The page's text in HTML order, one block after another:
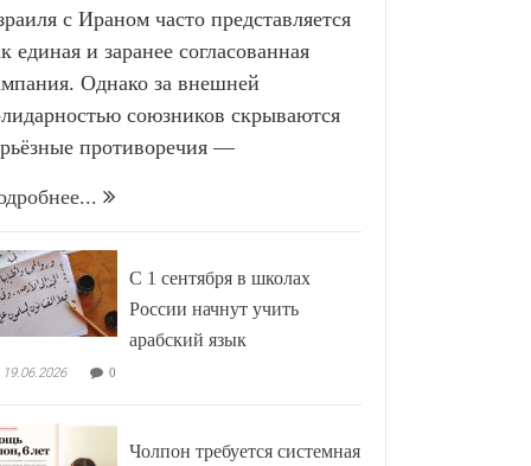
с Ираном часто представляется
единая и заранее согласованная
Однако за внешней
союзников скрываются
противоречия —
С 1 сентября в школах
России начнут учить
арабский язык
19.06.2026 0
Чолпон требуется системная